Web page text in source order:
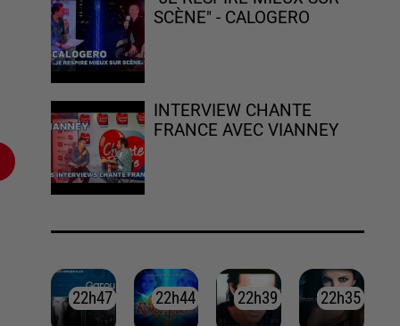
SCÈNE" - CALOGERO
INTERVIEW CHANTE
FRANCE AVEC VIANNEY
22h47
22h47 22h44
22h44 22h39
22h39 22h35
22h35